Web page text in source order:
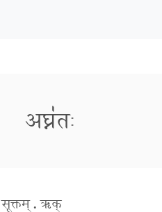
अघ्न॑तः
सूक्तम् . ऋक्